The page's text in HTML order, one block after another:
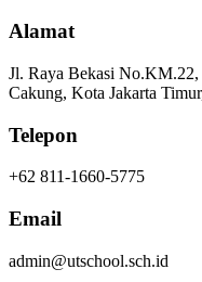
Alamat
Jl. Raya Bekasi
Cakung, Kota Jakarta
Telepon
+62 811-1660-5775
Email
admin@utschool.sch.id